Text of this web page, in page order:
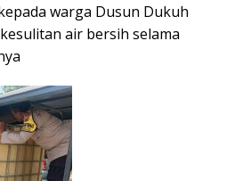
warga Dusun Dukuh
air bersih selama